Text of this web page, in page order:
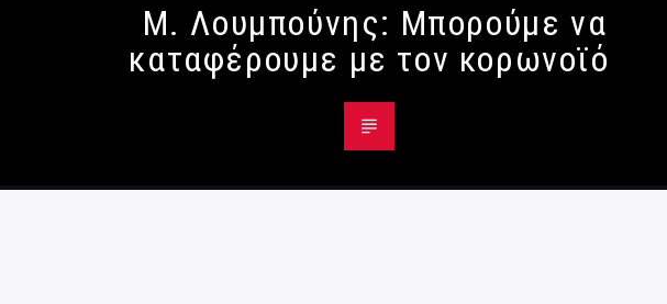
Μ. Λουμπούνης: Μπορούμε να
καταφέρουμε με τον κορωνοϊό